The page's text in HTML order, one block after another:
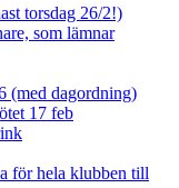
torsdag 26/2!)
som lämnar
(med dagordning)
17 feb
för hela klubben till